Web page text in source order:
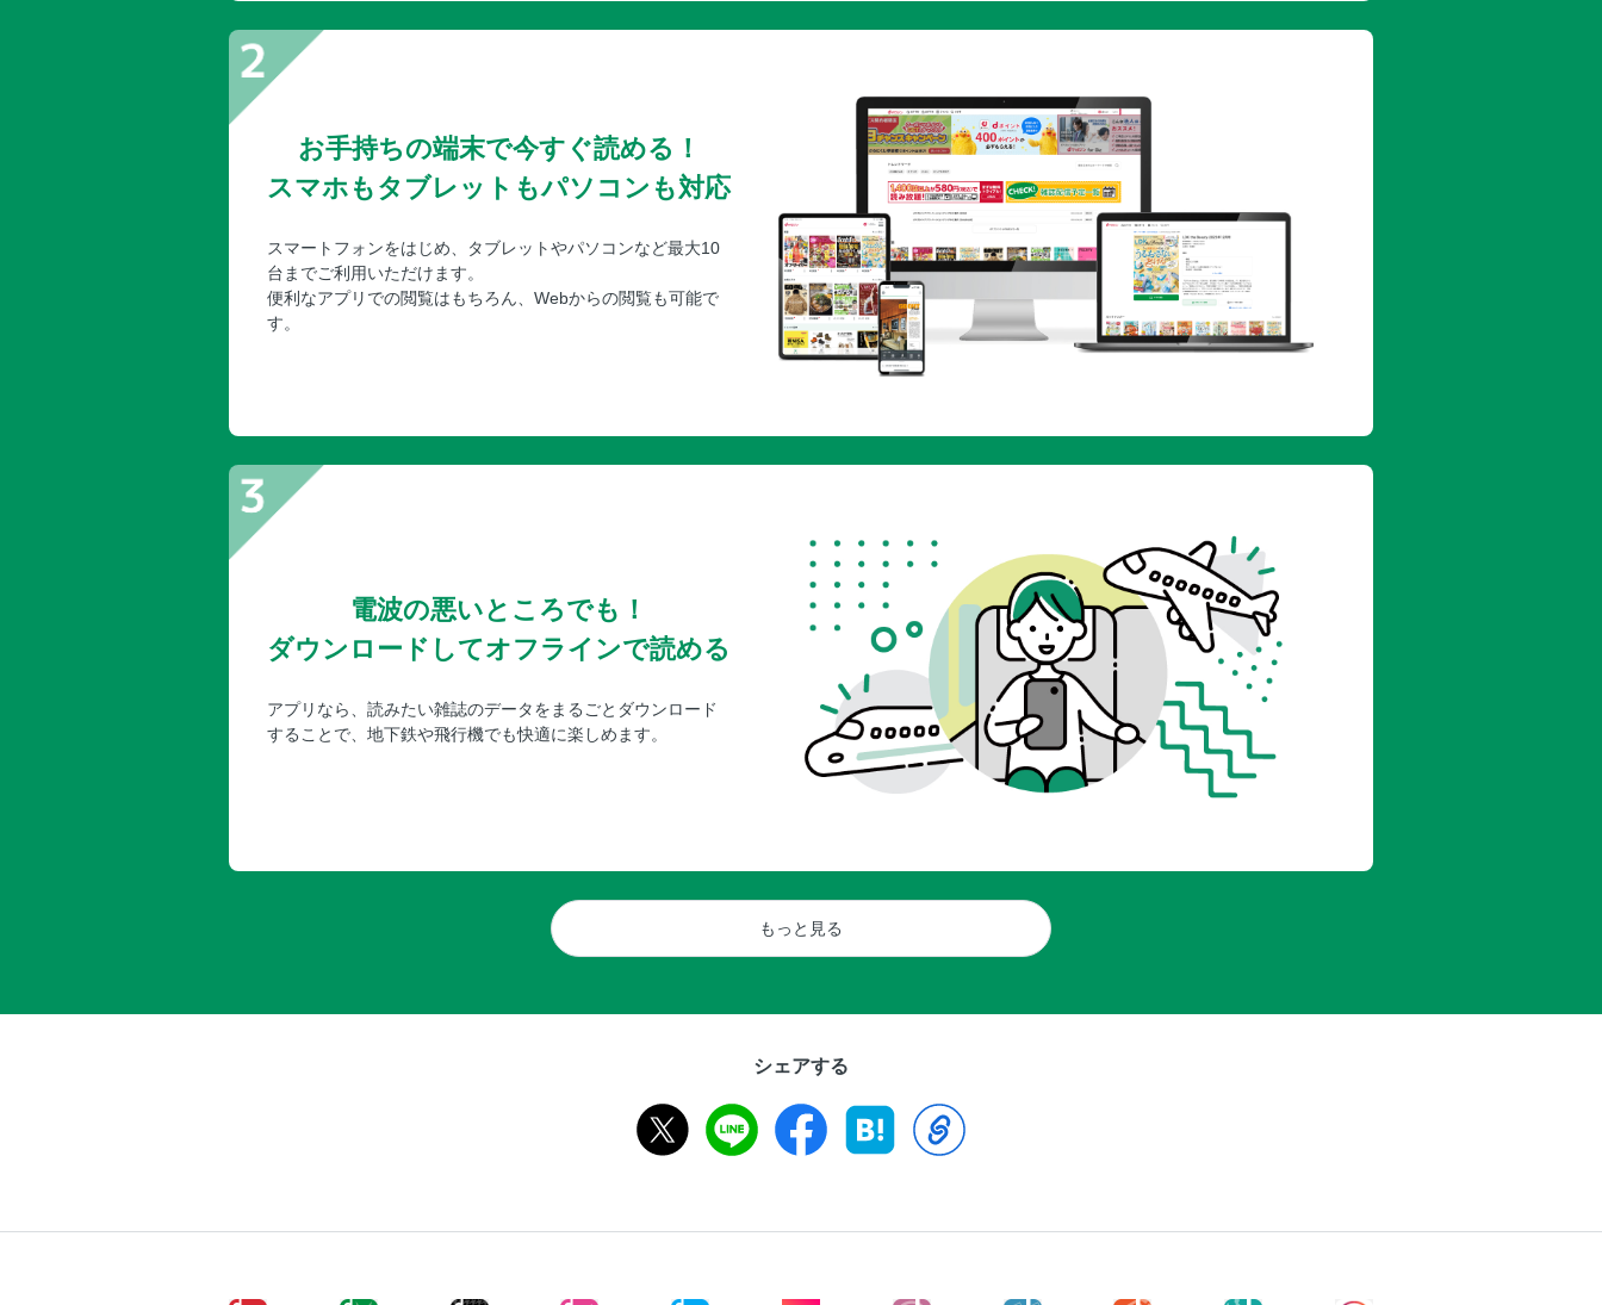
お手持ちの端末で今すぐ読める！
スマホもタブレットもパソコンも対応
スマートフォンをはじめ、タブレットやパソコンなど最大10
台までご利用いただけます。
便利なアプリでの閲覧はもちろん、Webからの閲覧も可能で
す。
電波の悪いところでも！
ダウンロードしてオフラインで読める
アプリなら、読みたい雑誌のデータをまるごとダウンロード
することで、地下鉄や飛行機でも快適に楽しめます。
もっと見る
シェアする